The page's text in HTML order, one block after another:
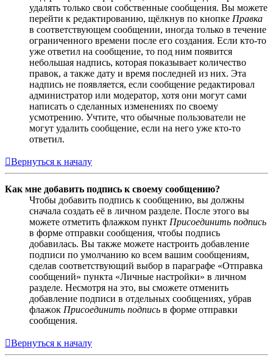
удалять только свои собственные сообщения. Вы можете
перейти к редактированию, щёлкнув по кнопке Правка
в соответствующем сообщении, иногда только в течение
ограниченного времени после его создания. Если кто-то
уже ответил на сообщение, то под ним появится
небольшая надпись, которая показывает количество
правок, а также дату и время последней из них. Эта
надпись не появляется, если сообщение редактировал
администратор или модератор, хотя они могут сами
написать о сделанных изменениях по своему
усмотрению. Учтите, что обычные пользователи не
могут удалить сообщение, если на него уже кто-то
ответил.
Вернуться к началу
Как мне добавить подпись к своему сообщению?
Чтобы добавить подпись к сообщению, вы должны
сначала создать её в личном разделе. После этого вы
можете отметить флажком пункт Присоединить подпись
в форме отправки сообщения, чтобы подпись
добавилась. Вы также можете настроить добавление
подписи по умолчанию ко всем вашим сообщениям,
сделав соответствующий выбор в параграфе «Отправка
сообщений» пункта «Личные настройки» в личном
разделе. Несмотря на это, вы сможете отменить
добавление подписи в отдельных сообщениях, убрав
флажок Присоединить подпись в форме отправки
сообщения.
Вернуться к началу